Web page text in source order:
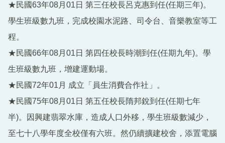
★民國63年08月01日 第三任校長呂克惠到任(任期三年)。
學生班級數九班，完成校園水泥路、司令台、音樂教室等工
程。
★民國66年08月01日 第四任校長時潮到任(任期九年)。學
生班級數九班，增建運動場。
★民國72年01月 成立「員生消費合作社」。
★民國75年08月01日 第五任校長隋邦銳到任(任期七年
半)。因興建翡翠水庫，造成人口外移，學生班級數減少，
至七十八學年度全校僅有六班。然仍續擴建校舍，添置電腦